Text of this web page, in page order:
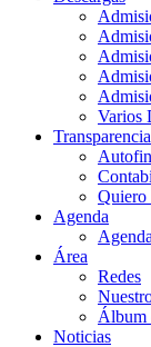
Varios
Transparencia
Quiero
Agenda
Área
Redes
Álbum
Noticias